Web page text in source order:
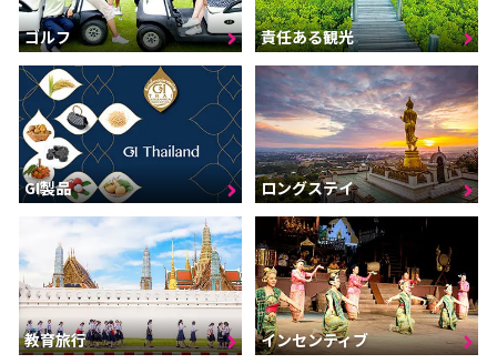
ゴルフ 責任ある観光
GI製品 ロングステイ
教育旅行 インセンティブ